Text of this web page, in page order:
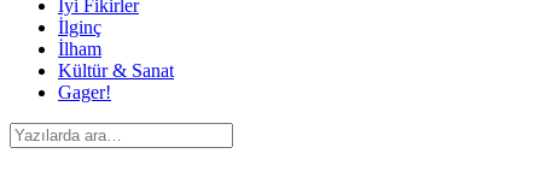
İyi Fikirler
İlginç
İlham
Kültür & Sanat
Gager!